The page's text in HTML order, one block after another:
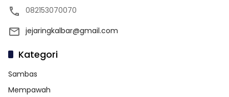
082153070070
jejaringkalbar@gmail.com
Kategori
Sambas
Mempawah